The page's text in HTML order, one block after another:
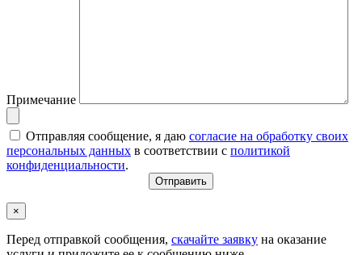
Примечание
Отправляя сообщение, я даю согласие на обработку своих
персональных данных в соответствии с политикой
конфиденциальности.
×
Перед отправкой сообщения, скачайте заявку на оказание